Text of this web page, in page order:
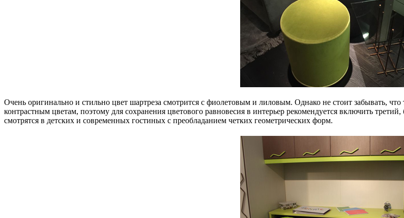
Очень оригинально и стильно цвет шартреза смотрится с фиолетовым и лиловым. Однако не стоит забывать,
контрастным цветам, поэтому для сохранения цветового равновесия в интерьер рекомендуется включить
смотрятся в детских и современных гостиных с преобладанием четких геометрических форм.